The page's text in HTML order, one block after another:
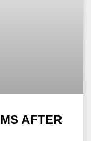
AFTER